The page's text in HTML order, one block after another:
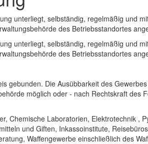
unterliegt, selbständig, regelmäßig und
des Betriebsstandortes
unterliegt, selbständig, regelmäßig und
des Betriebsstandortes
gebunden. Die Ausübbarkeit des
möglich oder - nach Rechtskraft des
Chemische Laboratorien, Elektrotechnik ,
und Giften, Inkassoinstitute,
Waffengewerbe einschließlich des